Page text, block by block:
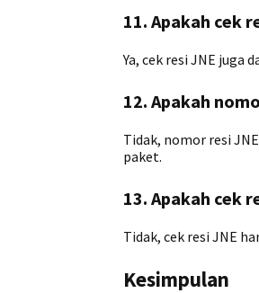
11. Apakah cek
Ya, cek resi JNE juga
12. Apakah
Tidak, nomor resi
paket.
13. Apakah cek
Tidak, cek resi JNE
Kesimpulan